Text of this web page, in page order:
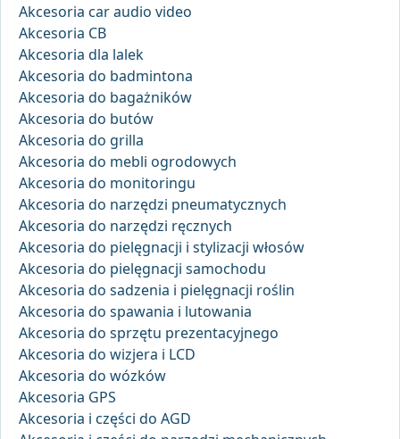
Akcesoria car audio video
Akcesoria CB
Akcesoria dla lalek
Akcesoria do badmintona
Akcesoria do bagażników
Akcesoria do butów
Akcesoria do grilla
Akcesoria do mebli ogrodowych
Akcesoria do monitoringu
Akcesoria do narzędzi pneumatycznych
Akcesoria do narzędzi ręcznych
Akcesoria do pielęgnacji i stylizacji włosów
Akcesoria do pielęgnacji samochodu
Akcesoria do sadzenia i pielęgnacji roślin
Akcesoria do spawania i lutowania
Akcesoria do sprzętu prezentacyjnego
Akcesoria do wizjera i LCD
Akcesoria do wózków
Akcesoria GPS
Akcesoria i części do AGD